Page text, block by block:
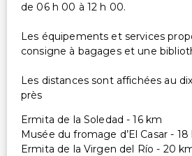
de 06 h 00 à 12 h 00.
Les équipements et services
consigne à bagages et une
Les distances sont affichées au
près
Ermita de la Soledad - 16 km
Musée du fromage d’El Casar - 18
Ermita de la Virgen del Río - 20